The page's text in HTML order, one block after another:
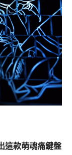
這款萌魂痛鍵盤